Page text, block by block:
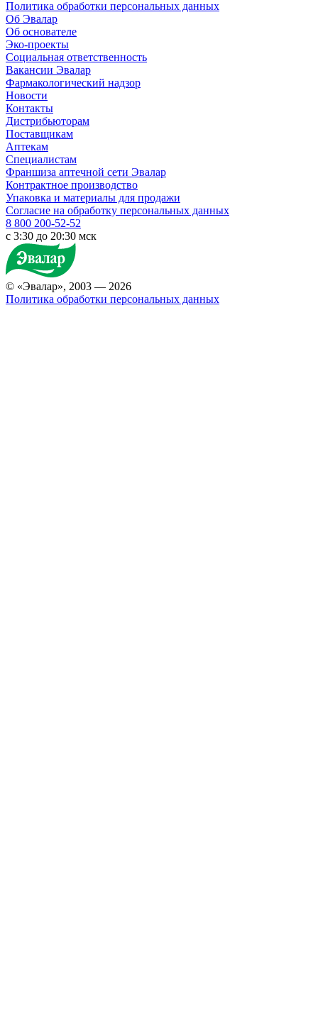
Политика обработки персональных данных
Об Эвалар
Об основателе
Эко-проекты
Социальная ответственность
Вакансии Эвалар
Фармакологический надзор
Новости
Контакты
Дистрибьюторам
Поставщикам
Аптекам
Специалистам
Франшиза аптечной сети Эвалар
Контрактное производство
Упаковка и материалы для продажи
Согласие на обработку персональных данных
8 800 200-52-52
c 3:30 до 20:30 мск
© «Эвалар», 2003 — 2026
Политика обработки персональных данных